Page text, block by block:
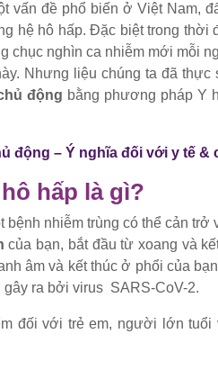
vấn đề phổ biến ở Việt Nam,
hệ hô hấp. Đặc biệt trong thời
chục nghìn ca nhiễm mới mỗi
Nhưng liệu chúng ta đã
động bằng phương pháp Y
động – Ý nghĩa đối với y tế &
hấp là gì?
bệnh nhiễm trùng có thể cản
của bạn, bắt đầu từ xoang và
âm và kết thúc ở phổi của
gây ra bởi virus SARS-CoV-2.
đối với trẻ em, người lớn